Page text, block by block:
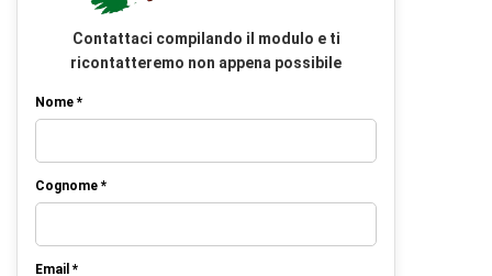
Contattaci compilando il modulo e ti
ricontatteremo non appena possibile
Nome *
Cognome *
Email *